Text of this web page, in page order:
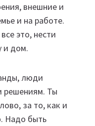
внешние и
и на работе.
это, нести
и дом.
люди
решениям. Ты
за то, как и
Надо быть